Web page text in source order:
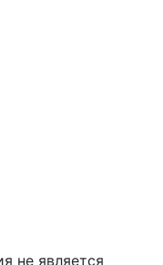
не является